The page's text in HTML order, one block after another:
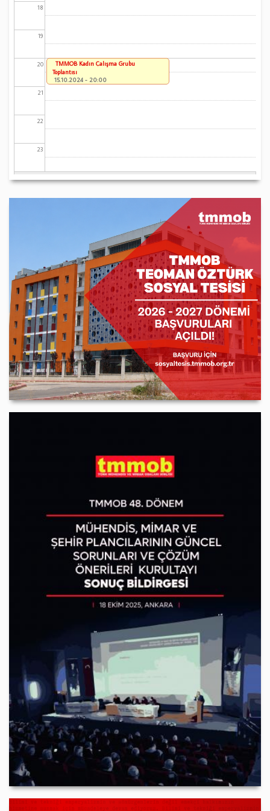
18
19
20
21
22
23
TMMOB Kadın Çalışma Grubu
Toplantısı
15.10.2024 - 20:00